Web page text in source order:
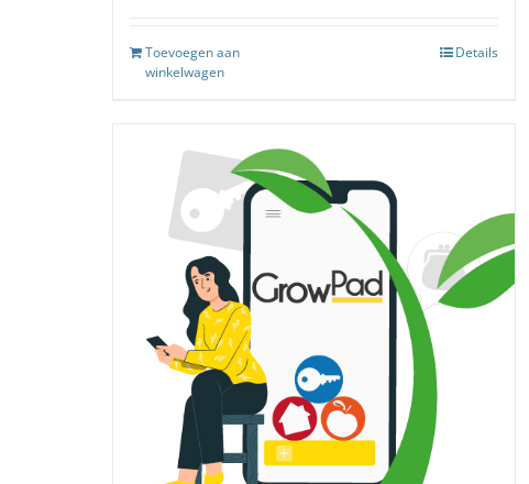
Toevoegen aan
winkelwagen
Details